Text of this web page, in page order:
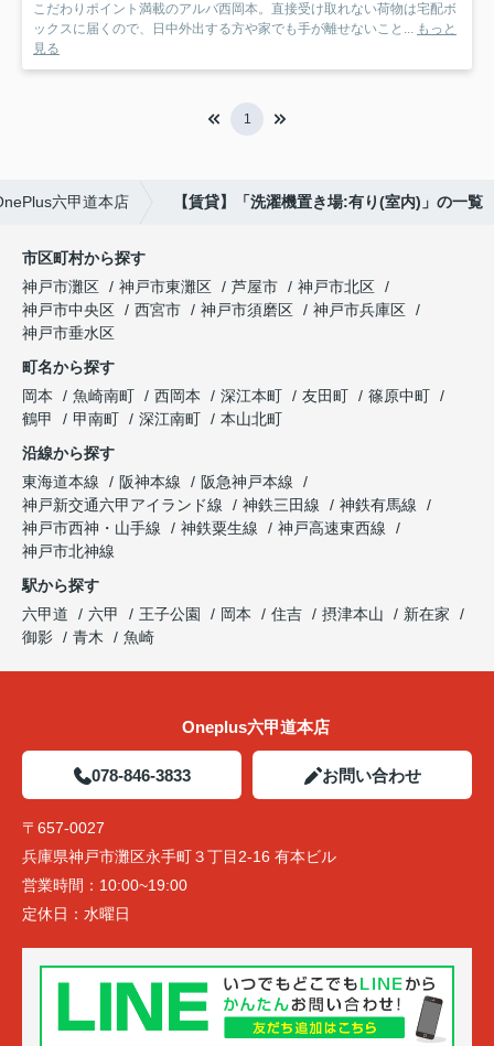
こだわりポイント満載のアルバ西岡本。直接受け取れない荷物は宅配ボ
ックスに届くので、日中外出する方や家でも手が離せないこと... もっと
見る
1
六甲道本店 【賃貸】「洗濯機置き場:有り(室内)」の一覧
市区町村から探す
神戸市灘区
神戸市東灘区 芦屋市
神戸市北区
神戸市中央区
西宮市 神戸市須磨区
神戸市兵庫区
神戸市垂水区
町名から探す
岡本
魚崎南町 西岡本 深江本町 友田町
篠原中町
鶴甲
甲南町 深江南町
本山北町
沿線から探す
東海道本線
阪神本線
阪急神戸本線
神戸新交通六甲アイランド線
神鉄三田線
神鉄有馬線
神戸市西神・山手線
神鉄粟生線
神戸高速東西線
神戸市北神線
駅から探す
六甲道
六甲 王子公園 岡本 住吉 摂津本山
新在家
御影
青木 魚崎
Oneplus六甲道本店
078-846-3833 お問い合わせ
〒657-0027
兵庫県神戸市灘区永手町３丁目2-16 有本ビル
営業時間： 10:00~19:00
定休日： 水曜日